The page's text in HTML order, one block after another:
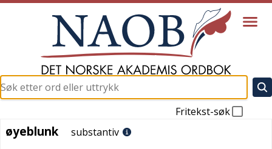
Fritekst-søk
øyeblunk
øyeblunk substantiv